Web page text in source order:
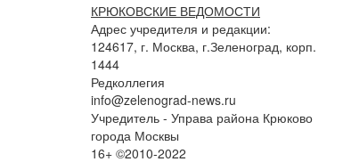
КРЮКОВСКИЕ ВЕДОМОСТИ
Адрес учредителя и редакции:
124617, г. Москва, г.Зеленоград, корп.
1444
Редколлегия
info@zelenograd-news.ru
Учредитель - Управа района Крюково
города Москвы
16+ ©2010-2022